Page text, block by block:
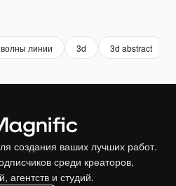
волны линии 3d 3d abstract
создания ваших лучших работ.
среди креаторов,
агентств и студий.